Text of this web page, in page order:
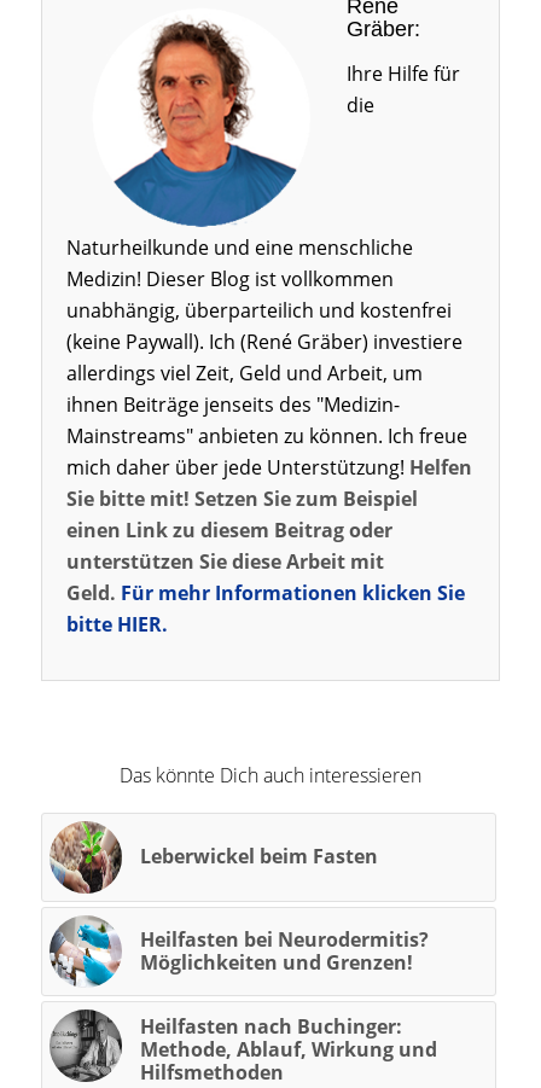
Rene
Gräber:
Ihre Hilfe für
die
Naturheilkunde und eine menschliche
Medizin! Dieser Blog ist vollkommen
unabhängig, überparteilich und kostenfrei
(keine Paywall). Ich (René Gräber) investiere
allerdings viel Zeit, Geld und Arbeit, um
ihnen Beiträge jenseits des "Medizin-
Mainstreams" anbieten zu können. Ich freue
mich daher über jede Unterstützung! Helfen
Sie bitte mit! Setzen Sie zum Beispiel
einen Link zu diesem Beitrag oder
unterstützen Sie diese Arbeit mit
Geld. Für mehr Informationen klicken Sie
bitte HIER.
Das könnte Dich auch interessieren
Leberwickel beim Fasten
Heilfasten bei Neurodermitis?
Möglichkeiten und Grenzen!
Heilfasten nach Buchinger:
Methode, Ablauf, Wirkung und
Hilfsmethoden